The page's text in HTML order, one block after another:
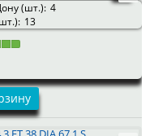
(шт.): 4
13